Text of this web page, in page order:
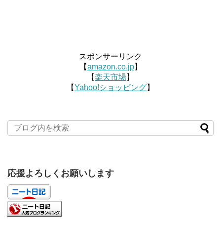
スポンサーリンク
【amazon.co.jp】
【楽天市場】
【Yahoo!ショッピング】
応援よろしくお願いします